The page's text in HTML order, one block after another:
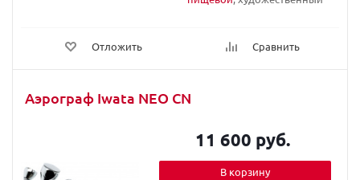
Отложить Сравнить
Аэрограф Iwata NEO CN
11 600 руб.
В корзину